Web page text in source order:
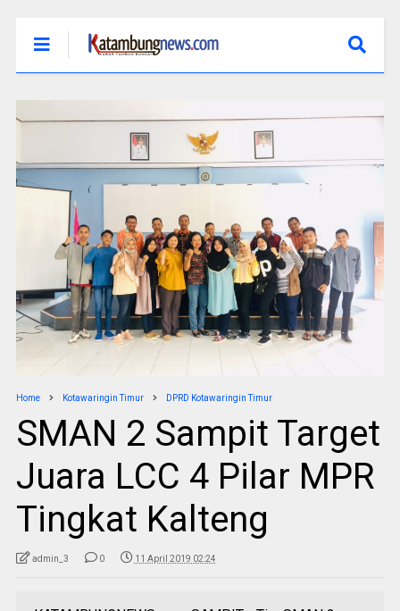
Home Kotawaringin Timur DPRD Kotawaringin Timur
SMAN 2 Sampit Target
Juara LCC 4 Pilar MPR
Tingkat Kalteng
admin_3 0 11 April 2019 02:24